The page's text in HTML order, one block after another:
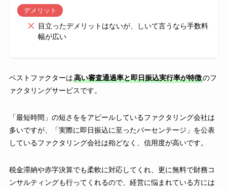
デメリット
目立ったデメリットはないが、しいて言うなら手数料
幅が広い
ベストファクターは高い審査通過率と即日振込実行率が特徴のフ
ァクタリングサービスです。
「最短時間」の短さををアピールしているファクタリング会社は
多いですが、「実際に即日振込に至ったパーセンテージ」を公表
しているファクタリング会社は殆どなく、信用度が高いです。
税金滞納や赤字決算でも柔軟に対応してくれ、更に無料で財務コ
ンサルティングも行ってくれるので、経営に悩まれている方には